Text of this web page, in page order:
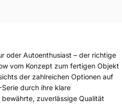
oder Autoenthusiast – der richtige
vom Konzept zum fertigen Objekt
der zahlreichen Optionen auf
durch ihre klare
zuverlässige Qualität